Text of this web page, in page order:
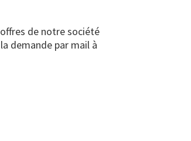
de notre société
demande par mail à